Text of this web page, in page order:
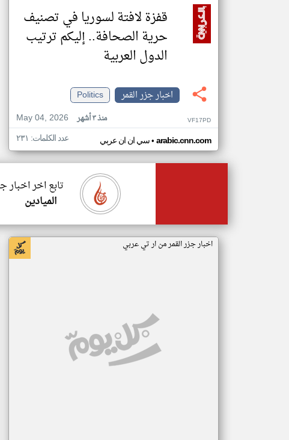
قفزة لافتة لسوريا في تصنيف
حرية الصحافة.. إليكم ترتيب
الدول العربية
اخبار جزر القمر
Politics
May 04, 2026
منذ ٣ أشهر VF17PD
سي ان ان عربي• arabic.cnn.com عدد الكلمات: ٢٣١
تابع اخر اخبار
الميادين
اخبار جزر القمر من ار تي عربي